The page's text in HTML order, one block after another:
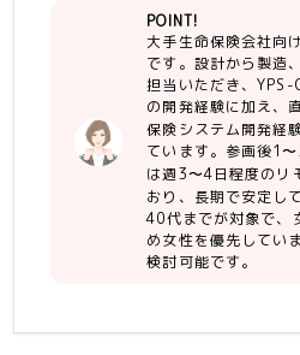
POINT!
大手生命保険会社向
です。設計から製造
担当いただき、YPS-
の開発経験に加え、
保険システム開発経
ています。参画後1
は週3〜4日程度のリ
おり、長期で安定し
40代までが対象で、
め女性を優先してい
検討可能です。